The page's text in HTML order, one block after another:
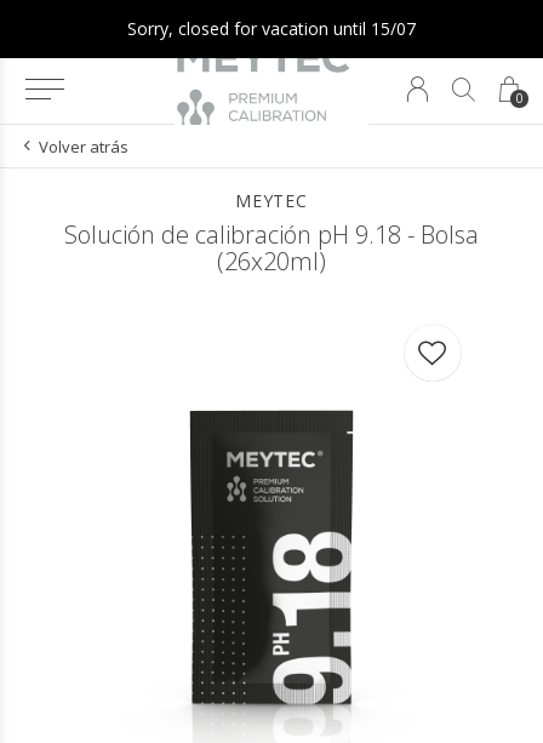
0
Sorry, closed for vacation until 15/07
Volver atrás
MEYTEC
Solución de calibración pH 9.18 - Bolsa
(26x20ml)